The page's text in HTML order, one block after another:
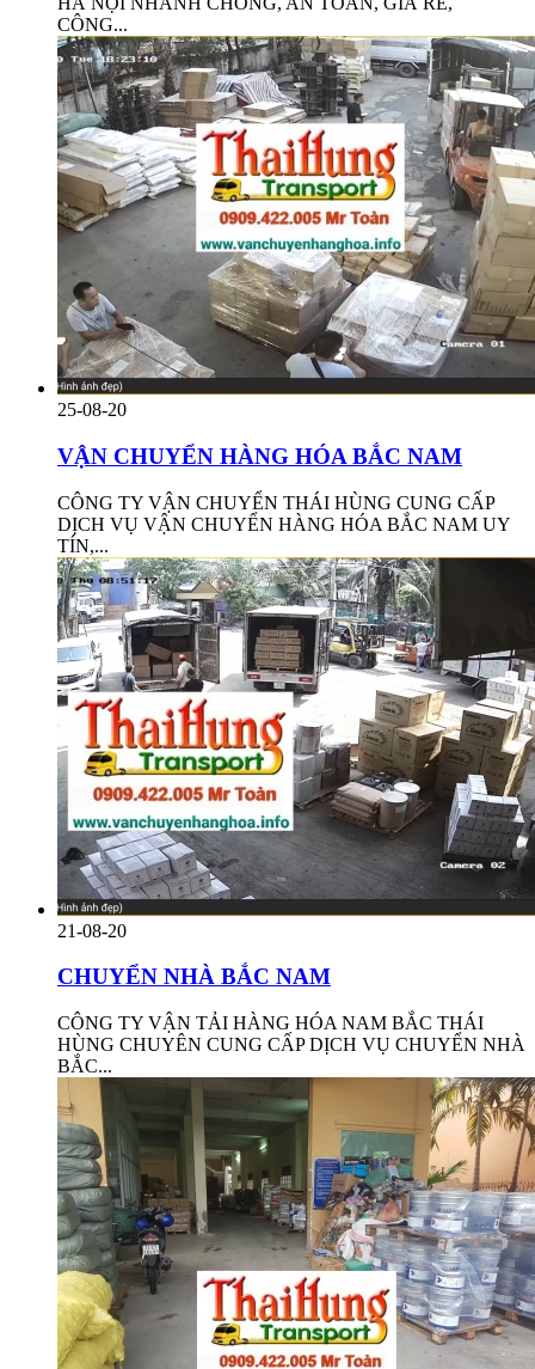
CÔNG...
25-08-20
VẬN CHUYỂN HÀNG HÓA BẮC NAM
CÔNG TY VẬN CHUYỂN THÁI HÙNG CUNG CẤP
DỊCH VỤ VẬN CHUYỂN HÀNG HÓA BẮC NAM UY
TÍN,...
21-08-20
CHUYỂN NHÀ BẮC NAM
CÔNG TY VẬN TẢI HÀNG HÓA NAM BẮC THÁI
HÙNG CHUYÊN CUNG CẤP DỊCH VỤ CHUYỂN NHÀ
BẮC...